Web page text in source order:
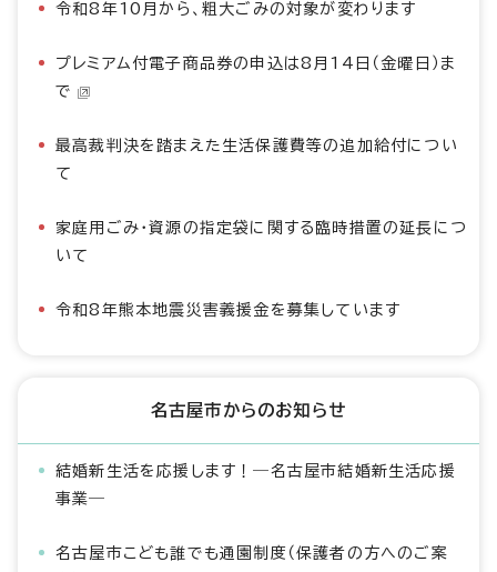
令和8年10月から、粗大ごみの対象が変わります
プレミアム付電子商品券の申込は8月14日（金曜日）ま
で
最高裁判決を踏まえた生活保護費等の追加給付につい
て
家庭用ごみ・資源の指定袋に関する臨時措置の延長につ
いて
令和8年熊本地震災害義援金を募集しています
名古屋市からのお知らせ
結婚新生活を応援します！―名古屋市結婚新生活応援
事業―
名古屋市こども誰でも通園制度（保護者の方へのご案